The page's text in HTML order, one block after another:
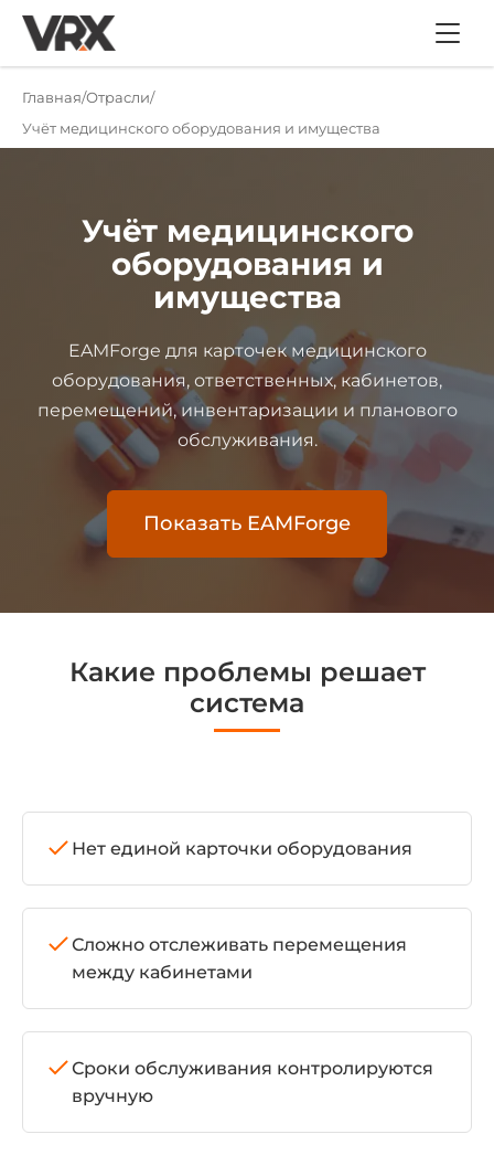
Главная Отрасли
Учёт медицинского оборудования и имущества
Учёт медицинского
оборудования и
имущества
EAMForge для карточек медицинского
оборудования, ответственных, кабинетов,
перемещений, инвентаризации и планового
обслуживания.
Показать EAMForge
Какие проблемы решает
система
Нет единой карточки оборудования
Сложно отслеживать перемещения
между кабинетами
Сроки обслуживания контролируются
вручную